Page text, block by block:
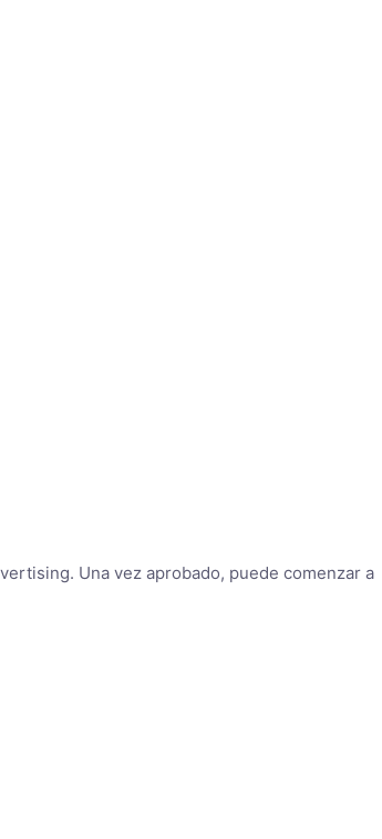
Una vez aprobado, puede comenzar a